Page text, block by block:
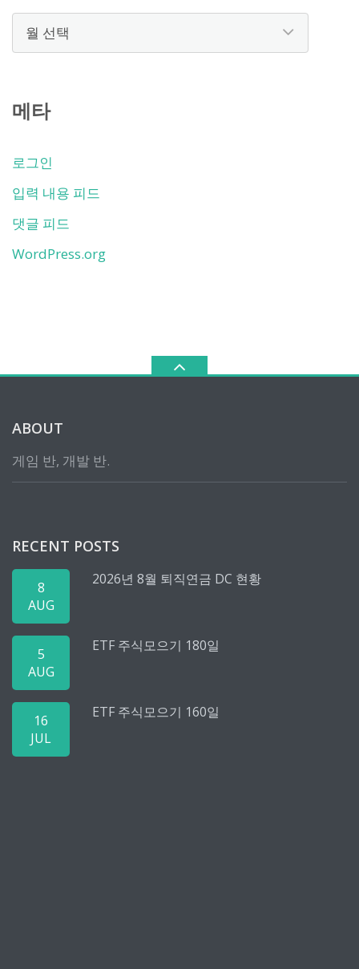
메타
로그인
입력 내용 피드
댓글 피드
WordPress.org
ABOUT
게임 반, 개발 반.
RECENT POSTS
8
AUG
2026년 8월 퇴직연금 DC 현황
5
AUG
ETF 주식모으기 180일
16
JUL
ETF 주식모으기 160일